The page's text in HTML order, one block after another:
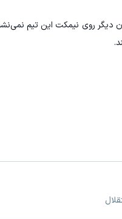
دیگر روی نیمکت این تیم